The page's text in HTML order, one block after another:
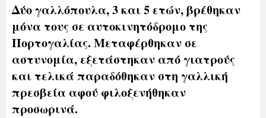
Δύο γαλλόπουλα, 3 και 5 ετών, βρέθηκαν
μόνα τους σε αυτοκινητόδρομο της
Πορτογαλίας. Μεταφέρθηκαν σε
αστυνομία, εξετάστηκαν από γιατρούς
και τελικά παραδόθηκαν στη γαλλική
πρεσβεία αφού φιλοξενήθηκαν
προσωρινά.